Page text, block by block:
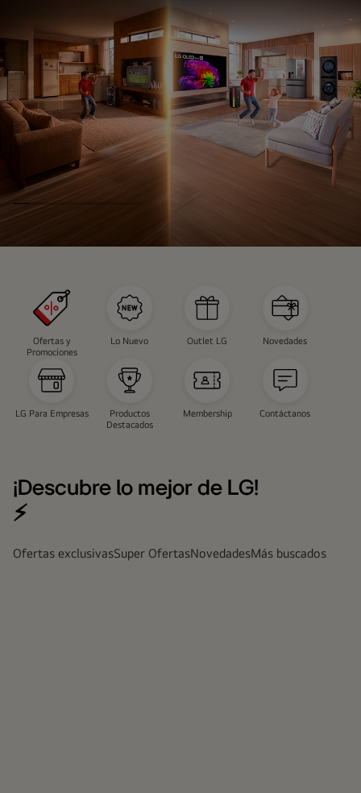
Ofertas y
Promociones
Lo Nuevo Outlet LG Novedades
LG Para Empresas
Productos
Destacados
Membership Contáctanos
¡Descubre lo mejor de LG!
⚡
Ofertas exclusivasSuper OfertasNovedadesMás buscados